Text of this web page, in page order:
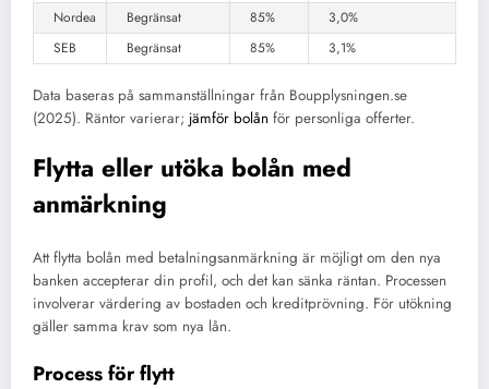
Nordea Begränsat 85%
3,0%
SEB
Begränsat 85% 3,1%
Data baseras på sammanställningar från Boupplysningen.se
(2025). Räntor varierar; jämför bolån för personliga offerter.
Flytta eller utöka bolån med
anmärkning
Att flytta bolån med betalningsanmärkning är möjligt om den nya
banken accepterar din profil, och det kan sänka räntan. Processen
involverar värdering av bostaden och kreditprövning. För utökning
gäller samma krav som nya lån.
Process för flytt